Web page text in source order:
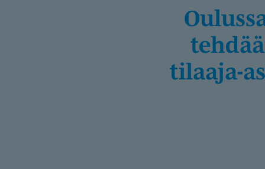
Oulussa on patologian laboratorio, jossa
tilaaja-